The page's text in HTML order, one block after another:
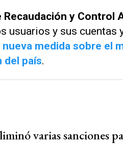
Recaudación y Control
usuarios y sus cuentas
nueva medida sobre el
del país.
varias sanciones